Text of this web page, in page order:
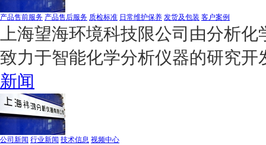
产品售前服务 产品售后服务 质检标准 日常维护保养 发货及包装 客户案例
上海望海环境科技限公司由分析
致力于智能化学分析仪器的研究开
新闻
公司新闻 行业新闻 技术信息 视频中心